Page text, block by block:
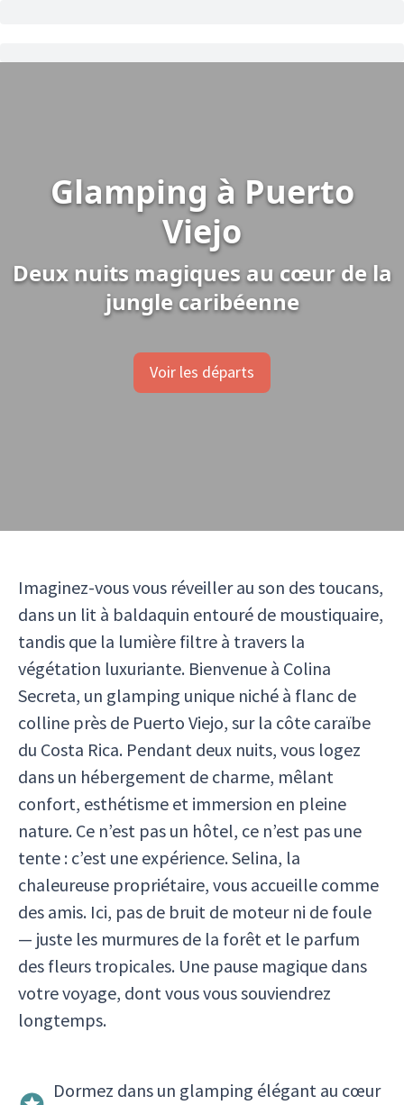
Glamping à Puerto
Viejo
Deux nuits magiques au cœur de la
jungle caribéenne
Voir les départs
Imaginez-vous vous réveiller au son des toucans,
dans un lit à baldaquin entouré de moustiquaire,
tandis que la lumière filtre à travers la
végétation luxuriante. Bienvenue à Colina
Secreta, un glamping unique niché à flanc de
colline près de Puerto Viejo, sur la côte caraïbe
du Costa Rica. Pendant deux nuits, vous logez
dans un hébergement de charme, mêlant
confort, esthétisme et immersion en pleine
nature. Ce n’est pas un hôtel, ce n’est pas une
tente : c’est une expérience. Selina, la
chaleureuse propriétaire, vous accueille comme
des amis. Ici, pas de bruit de moteur ni de foule
— juste les murmures de la forêt et le parfum
des fleurs tropicales. Une pause magique dans
votre voyage, dont vous vous souviendrez
longtemps.
Dormez dans un glamping élégant au cœur